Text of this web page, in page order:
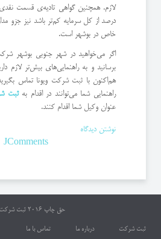
درصد از کل سرمایه کم‌تر باشد نیز جزو
خاص در بوشهر است.
اگر می‌خواهید در شهر جنوبی بوشهر
برسانید و به راهنمایی‌های بیش‌تر لازم
هم‌اکنون با ثبت شرکت ویونا تماس
راهنمایی شما می‌توانند در اقدام بهثبت
عنوان وکیل شما اقدام کنند.
نوشتن دیدگاه
JComments
حق چاپ 2016 ثبت شرکت
ثبت شرکت درباره ما تماس با ما